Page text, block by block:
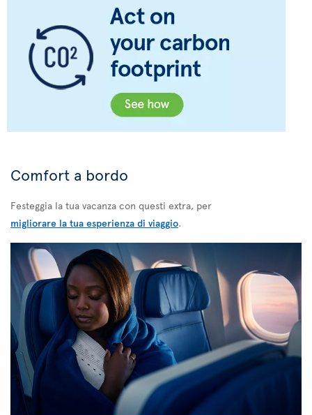
Comfort a bordo
Festeggia la tua vacanza con questi extra, per
migliorare la tua esperienza di viaggio.